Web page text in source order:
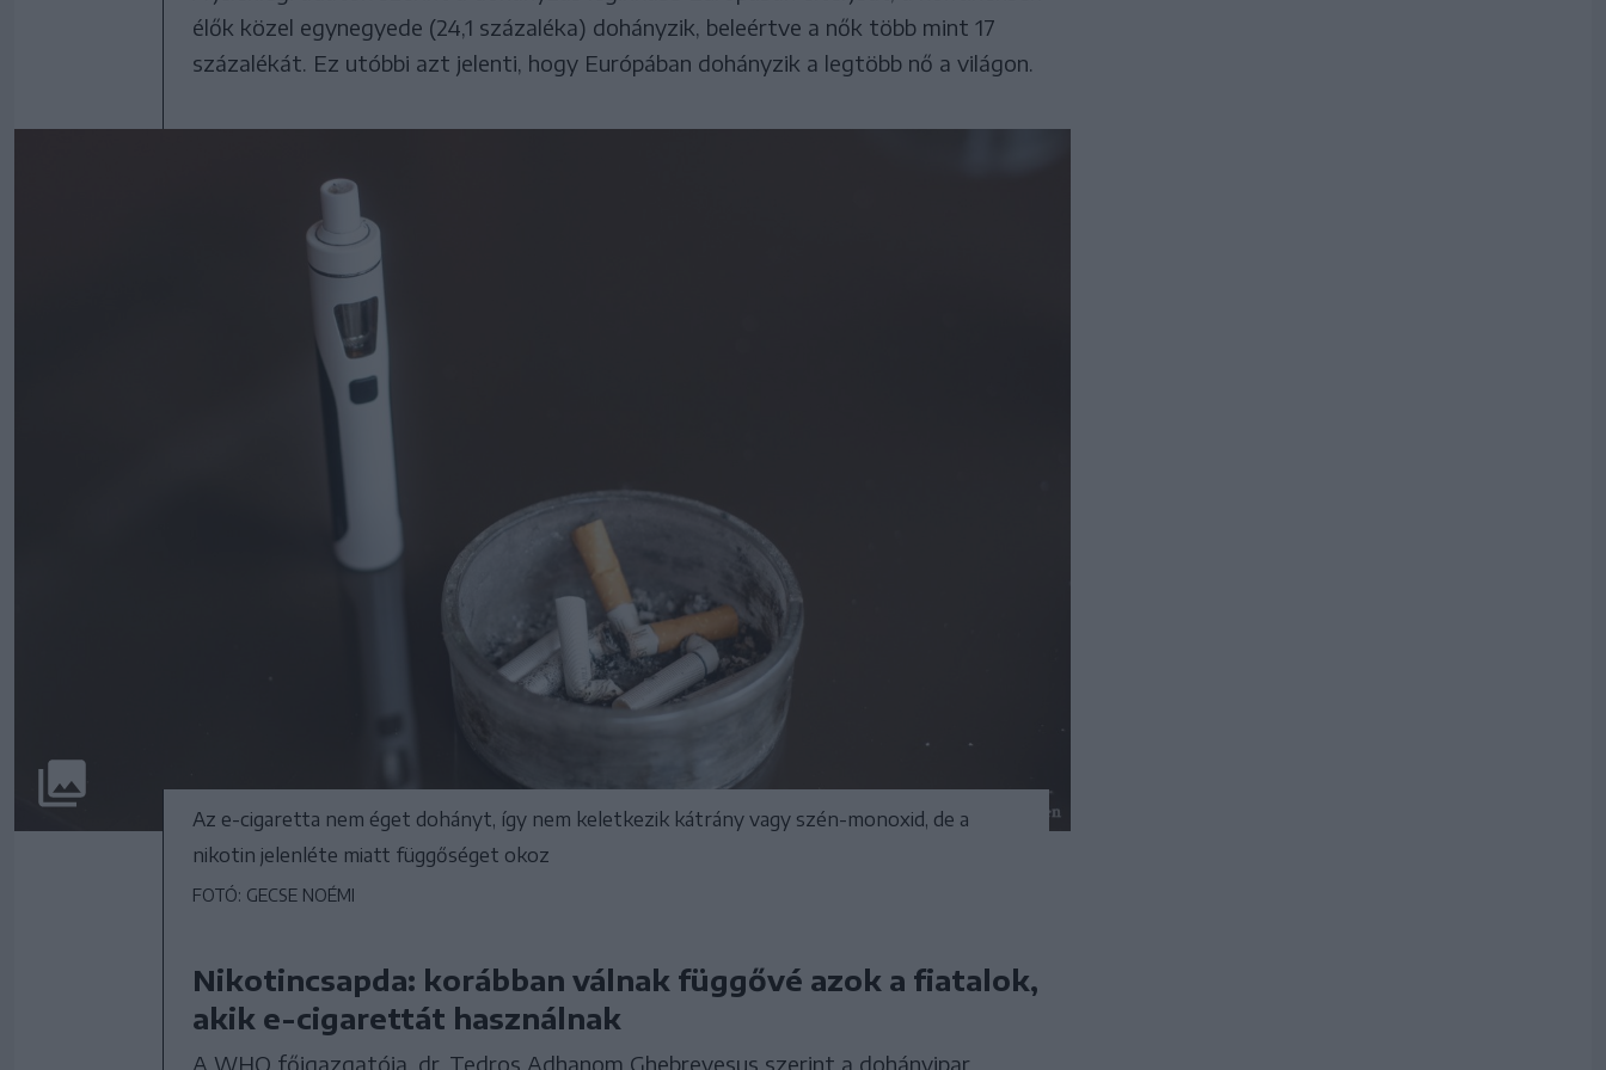
élők közel egynegyede (24,1 százaléka) dohányzik, beleértve a nők több mint 17
százalékát. Ez utóbbi azt jelenti, hogy Európában dohányzik a legtöbb nő a világon.
Az e-cigaretta nem éget dohányt, így nem keletkezik kátrány vagy szén-monoxid, de a
nikotin jelenléte miatt függőséget okoz
FOTÓ: GECSE NOÉMI
Nikotincsapda: korábban válnak függővé azok a fiatalok,
akik e-cigarettát használnak
A WHO főigazgatója, dr. Tedros Adhanom Ghebreyesus szerint a dohányipar